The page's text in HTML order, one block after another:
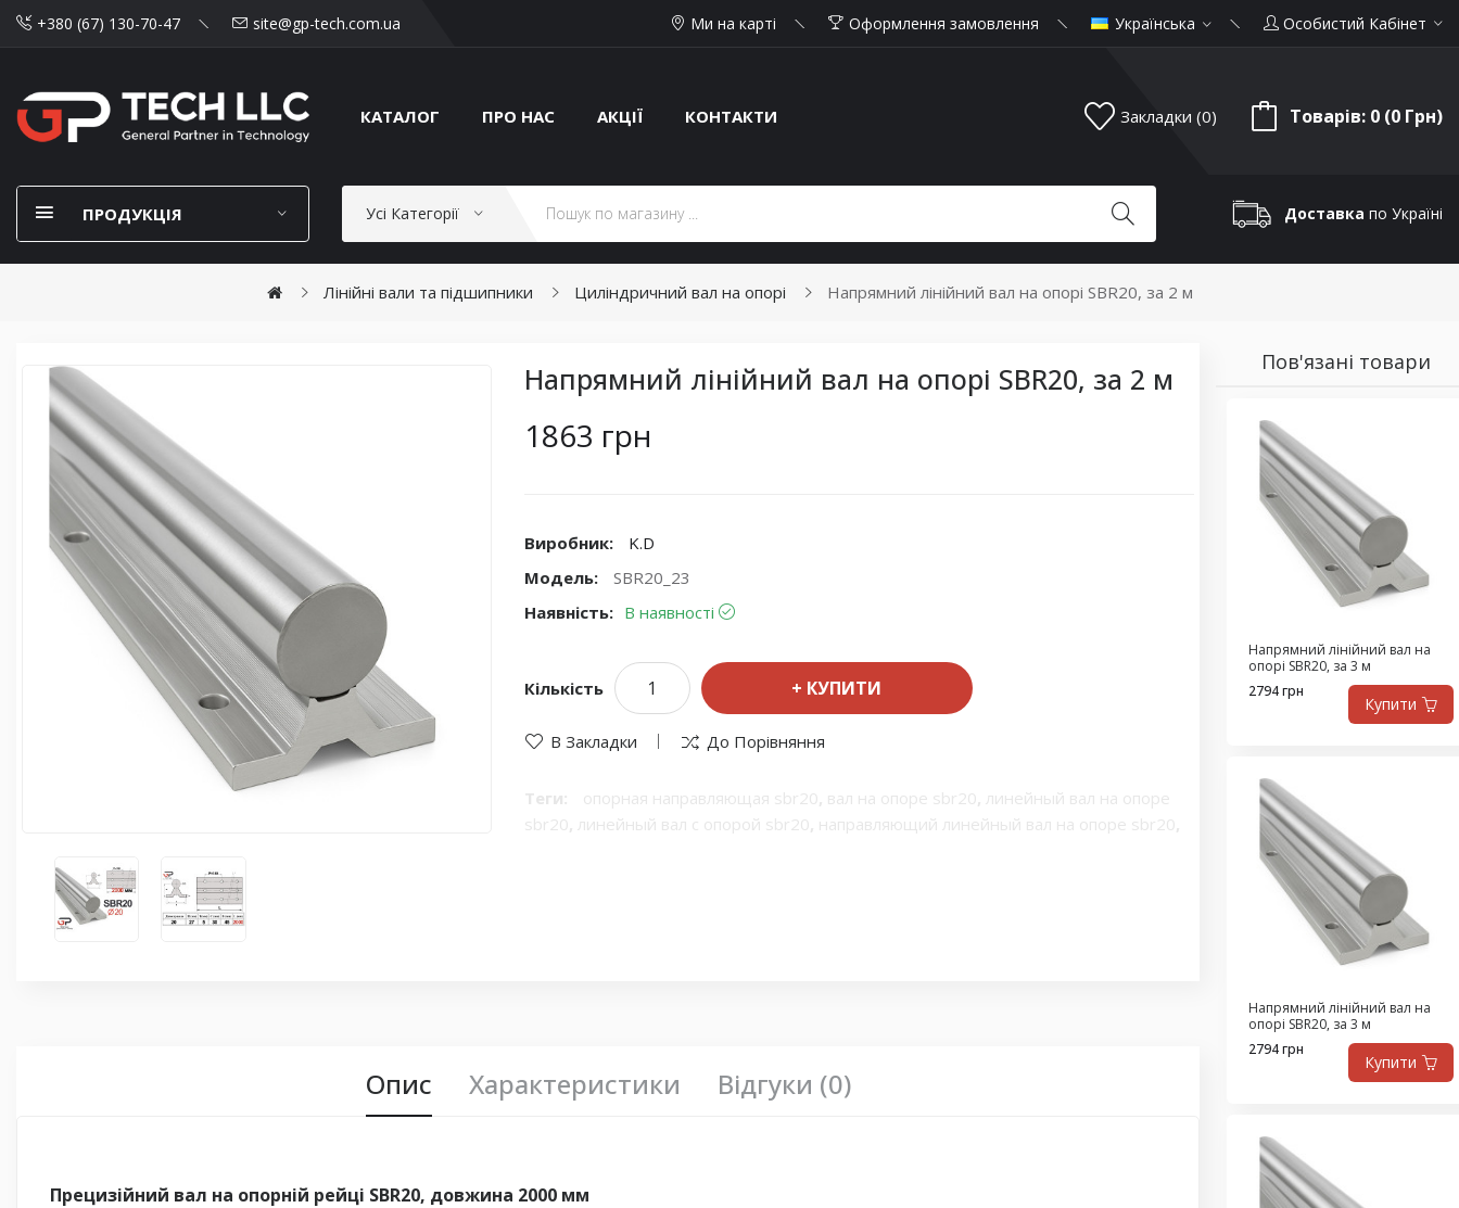
+380 (67) 130-70-47 site@gp-tech.com.ua Ми на карті Оформлення замовлення Українська Особистий Кабінет
КАТАЛОГ ПРО НАС АКЦІЇ КОНТАКТИ Закладки (0) Товарів: 0 (0 Грн)
ПРОДУКЦІЯ Усі Категорії Доставка по Україні
Лінійні вали та підшипники Циліндричний вал на опорі Напрямний лінійний вал на опорі SBR20, за 2 м
Напрямний лінійний вал на опорі SBR20, за 2 м
1863 грн
Виробник:
K.D
Модель:
SBR20_23
Наявність: В наявності
Кількість КУПИТИ
В Закладки До Порівняння
Теги: опорная направляющая sbr20, вал на опоре sbr20, линейный вал на опоре
sbr20, линейный вал с опорой sbr20, направляющий линейный вал на опоре sbr20,
Опис Характеристики Відгуки (0)
Прецизійний вал на опорній рейці SBR20, довжина 2000 мм
Пов'язані товари
Напрямний лінійний вал на
опорі SBR20, за 3 м
2794 грн
Купити
Напрямний лінійний вал на
опорі SBR20, за 3 м
2794 грн
Купити